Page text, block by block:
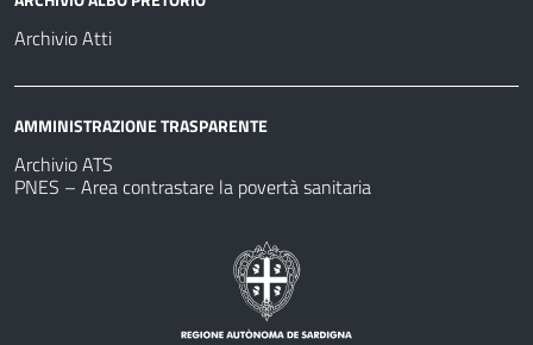
Archivio Atti
AMMINISTRAZIONE TRASPARENTE
Archivio ATS
PNES – Area contrastare la povertà sanitaria